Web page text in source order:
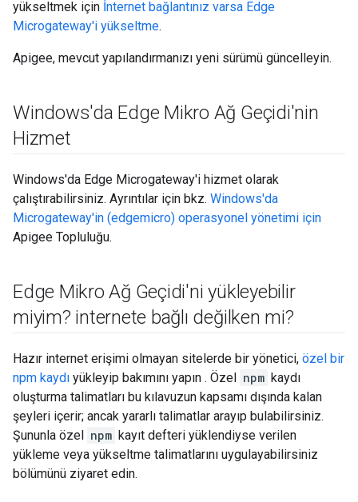
yükseltmek için İnternet bağlantınız varsa Edge
Microgateway'i yükseltme.
Apigee, mevcut yapılandırmanızı yeni sürümü güncelleyin.
Windows'da Edge Mikro Ağ Geçidi'nin
Hizmet
Windows'da Edge Microgateway'i hizmet olarak
çalıştırabilirsiniz. Ayrıntılar için bkz. Windows'da
Microgateway'in (edgemicro) operasyonel yönetimi için
Apigee Topluluğu.
Edge Mikro Ağ Geçidi'ni yükleyebilir
miyim? internete bağlı değilken mi?
Hazır internet erişimi olmayan sitelerde bir yönetici, özel bir
npm kaydı yükleyip bakımını yapın . Özel npm kaydı
oluşturma talimatları bu kılavuzun kapsamı dışında kalan
şeyleri içerir; ancak yararlı talimatlar arayıp bulabilirsiniz.
Şununla özel npm kayıt defteri yüklendiyse verilen
yükleme veya yükseltme talimatlarını uygulayabilirsiniz
bölümünü ziyaret edin.